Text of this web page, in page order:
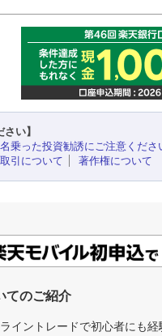
さい】
名乗った投資勧誘にご注意くださ
引について
著作権について
てのご紹介
イントレードで初心者にも